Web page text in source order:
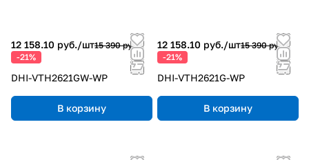
12 158.10 руб./шт15 390 руб.
-21%
DHI-VTH2621GW-WP
В корзину
12 158.10 руб./шт15 390 руб.
-21%
DHI-VTH2621G-WP
В корзину